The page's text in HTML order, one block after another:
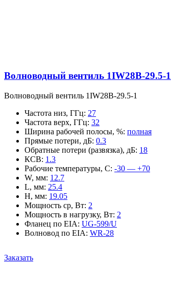
Волноводный вентиль 1IW28B-29.5-1
Волноводный вентиль 1IW28B-29.5-1
Частота низ, ГГц: 27
Частота верх, ГГц: 32
Ширина рабочей полосы, %: полная
Прямые потери, дБ: 0.3
Обратные потери (развязка), дБ: 18
КСВ: 1.3
Рабочие температуры, С: -30 — +70
W, мм: 12.7
L, мм: 25.4
H, мм: 19.05
Мощность ср, Вт: 2
Мощность в нагрузку, Вт: 2
Фланец по EIA: UG-599/U
Волновод по EIA: WR-28
Заказать